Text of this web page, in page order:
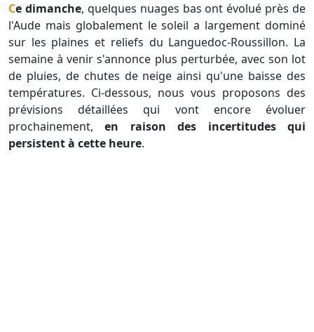
Ce dimanche, quelques nuages bas ont évolué près de
l'Aude mais globalement le soleil a largement dominé
sur les plaines et reliefs du Languedoc-Roussillon. La
semaine à venir s'annonce plus perturbée, avec son lot
de pluies, de chutes de neige ainsi qu'une baisse des
températures. Ci-dessous, nous vous proposons des
prévisions détaillées qui vont encore évoluer
prochainement,en raison des incertitudes qui
persistent à cette heure.